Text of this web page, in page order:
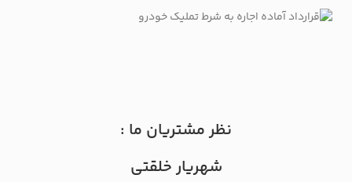
نظر مشتریان ما :
شهریار خلقتی